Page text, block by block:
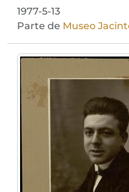
1977-5-13
Parte de Museo